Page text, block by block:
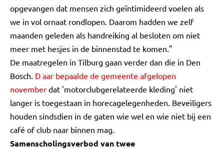
opgevangen dat mensen zich geïntimideerd voelen als
we in vol ornaat rondlopen. Daarom hadden we zelf
maanden geleden als handreiking al besloten om niet
meer met hesjes in de binnenstad te komen."
De maatregelen in Tilburg gaan verder dan die in Den
Bosch. D aar bepaalde de gemeente afgelopen
november dat 'motorclubgerelateerde kleding' niet
langer is toegestaan in horecagelegenheden. Beveiligers
houden sindsdien in de gaten wie wel en wie niet bij een
café of club naar binnen mag.
Samenscholingsverbod van twee